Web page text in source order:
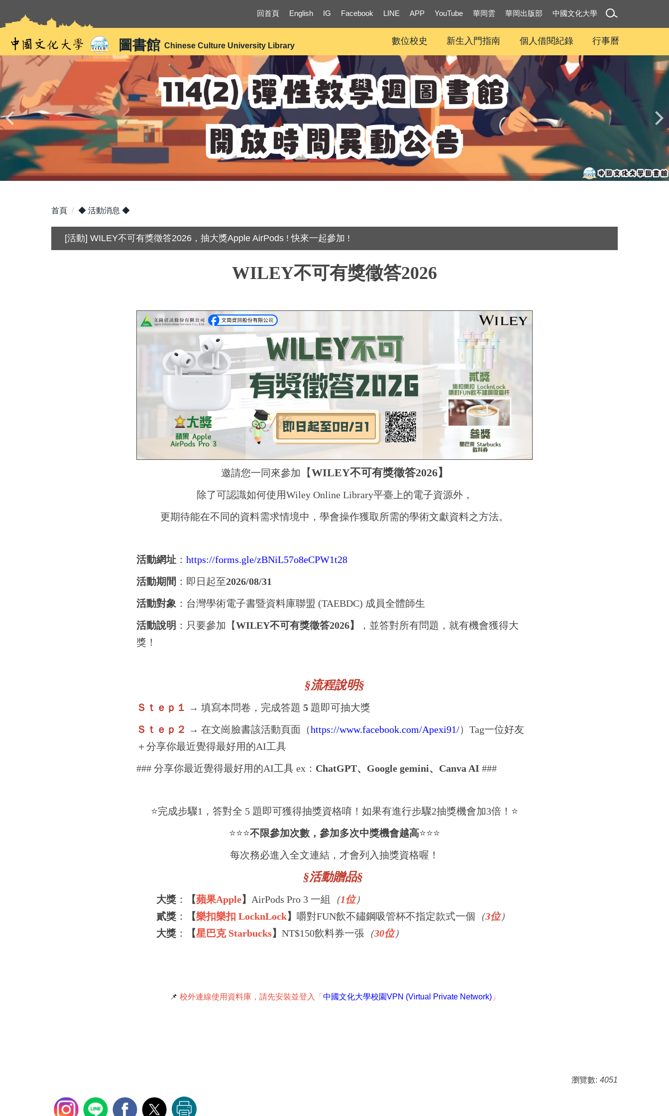
要
內
容
圖書館 Chinese Culture University Library
回首頁 English IG Facebook LINE APP YouTube 華岡雲 華岡出版部 中國文化大學
數位校史 新生入門指南 個人借閱紀錄 行事曆
首頁 ◆ 活動消息 ◆
[活動] WILEY不可有獎徵答2026，抽大獎Apple AirPods ! 快來一起參加 !
WILEY不可有獎徵答2026
邀請您一同來參加 【WILEY不可有獎徵答2026】
除了可認識如何使用Wiley Online Library平臺上的電子資源外，
更期待能在不同的資料需求情境中，學會操作獲取所需的學術文獻資料之方法。
活動網址 ： https://forms.gle/zBNiL57o8eCPW1t28
活動期間 ：即日起至2026/08/31
活動對象 ：台灣學術電子書暨資料庫聯盟 (TAEBDC) 成員全體師生
活動說明 ：只要參加【WILEY不可有獎徵答2026】
，並答對所有問題，就有機會獲得大
獎！
§流程說明§
Ｓｔｅｐ１ → 填寫本問卷，完成答題 5 題即可抽大獎
Ｓｔｅｐ２ → 在文崗臉書該活動頁面（https://www.facebook.com/Apexi91/） Tag一位好友
＋分享你最近覺得最好用的AI工具
### 分享你最近覺得最好用的AI工具 ex： ChatGPT、Google gemini、Canva AI ###
⭐️完成步驟1，答對全 5 題即可獲得抽獎資格唷！如果有進行步驟2抽獎機會加3倍！⭐️
⭐️⭐️⭐️不限參加次數，參加多次中獎機會越高⭐️⭐️⭐️
每次務必進入全文連結，才會列入抽獎資格喔！
§活動贈品§
大獎 ： 【蘋果Apple】 AirPods Pro 3 一組 （1位）
貳獎 ： 【樂扣樂扣 LocknLock】 嚼對FUN飲不鏽鋼吸管杯不指定款式一個 （3位）
大獎 ： 【星巴克 Starbucks】 NT$150飲料券一張 （30位）
📌 校外連線使用資料庫，請先安裝並登入「 中國文化大學校園VPN (Virtual Private Network)」
瀏覽數: 4051